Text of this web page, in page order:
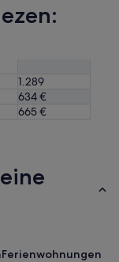
1.289
634 €
665 €
Ferienwohnungen